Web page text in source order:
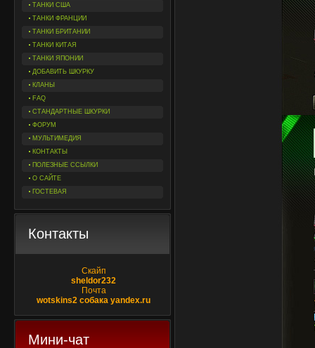
ТАНКИ США
ТАНКИ ФРАНЦИИ
ТАНКИ БРИТАНИИ
ТАНКИ КИТАЯ
ТАНКИ ЯПОНИИ
ДОБАВИТЬ ШКУРКУ
КЛАНЫ
FAQ
СТАНДАРТНЫЕ ШКУРКИ
ФОРУМ
МУЛЬТИМЕДИЯ
КОНТАКТЫ
ПОЛЕЗНЫЕ ССЫЛКИ
О САЙТЕ
ГОСТЕВАЯ
Контакты
Скайп
sheldor232
Почта
wotskins2 собака yandex.ru
Мини-чат